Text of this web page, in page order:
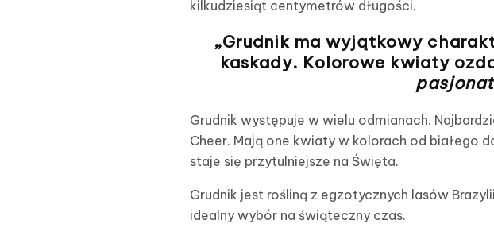
kilkudziesiąt centymetrów długości.
„Grudnik ma wyjątkowy
kaskady. Kolorowe kwiaty
Grudnik występuje w wielu odmianach.
Cheer. Mają one kwiaty w kolorach od białego
staje się przytulniejsze na Święta.
Grudnik jest rośliną z egzotycznych lasów
idealny wybór na świąteczny czas.